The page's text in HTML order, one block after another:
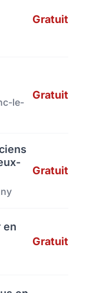
Gratuit
le-
Gratuit
Gratuit
en
Gratuit